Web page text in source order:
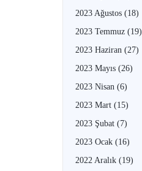
2023 Ağustos (18)
2023 Temmuz (19)
2023 Haziran (27)
2023 Mayıs (26)
2023 Nisan (6)
2023 Mart (15)
2023 Şubat (7)
2023 Ocak (16)
2022 Aralık (19)